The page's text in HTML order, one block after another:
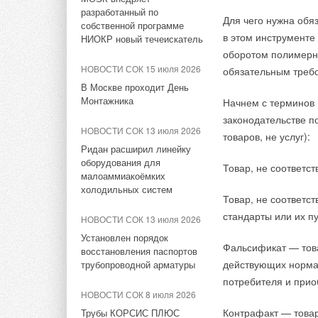
разработанный по
собственной программе
НИОКР новый течеискатель
НОВОСТИ СОК 15 июля 2026
В Москве проходит День
Монтажника
НОВОСТИ СОК 13 июля 2026
Ридан расширил линейку
оборудования для
малоаммиакоёмких
холодильных систем
НОВОСТИ СОК 13 июля 2026
Установлен порядок
восстановления паспортов
трубопроводной арматуры
НОВОСТИ СОК 8 июля 2026
Трубы КОРСИС ПЛЮС
Для чего нужна
в этом
оборотом
обязательным
Начнем с
законодательстве
товаров, не услуг):
Товар, не
Товар, не
стандарты или их
Фальсификат —
действующих
потребителя и
Контрафакт —
солнечные панели в МКД
НОВОСТИ СОК 28 июля 2026
прошёл валидацию NVIDIA
для ИИ-дата-центров
ВИЭ обойдут уголь по
выработке электроэнергии в
текущем году
НОВОСТИ СОК 24 июля 2026
развития сектора ВИЭ на
период 2026-2030 гг.
НОВОСТИ СОК 23 июля 2026
очередь крупнейшей в
России ветроэлектростанции
прибора,
в зависимости от
коммерческого
новой технологии
Космический
панель площадью 2
энергия будет
со скоростью
обеспечения
минут, тогда как
в батарее
не ежесуточными.
слоёв ограждающих
конструкций здания при
смене функционального
назначения помещений
Древесина, прошитая как
ткань: новая технология,
материалов
НОВОСТИ СОК 1 апреля 2026
На Урале создали
экологичный стройматериал
промышленности
Гендиректор
предприятие
контейнеров для
и промышленного
флекса (3 9%),
ИСТОЧНИК:
Комментарии